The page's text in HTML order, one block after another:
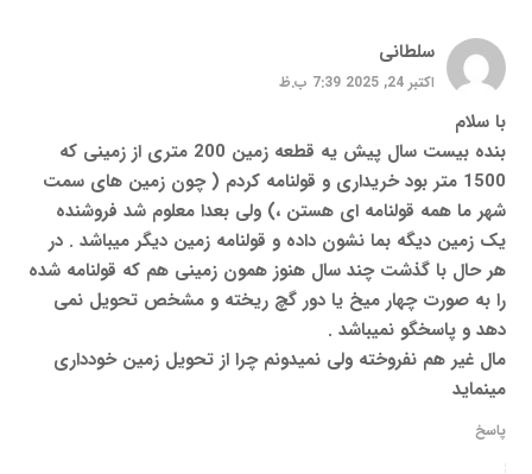
سلطانی
اکتبر 24, 2025 7:39 ب.ظ
با سلام
بنده بیست سال پیش یه قطعه زمین 200 متری از زمینی که
1500 متر بود خریداری و قولنامه کردم ( چون زمین های سمت
شهر ما همه قولنامه ای هستن ،) ولی بعدا معلوم شد فروشنده
یک زمین دیگه بما نشون داده و قولنامه زمین دیگر میباشد . در
هر حال با گذشت چند سال هنوز همون زمینی هم که قولنامه شده
را به صورت چهار میخ یا دور گچ ریخته و مشخص تحویل نمی
دهد و پاسخگو نمیباشد .
مال غیر هم نفروخته ولی نمیدونم چرا از تحویل زمین خودداری
مینماید
پاسخ